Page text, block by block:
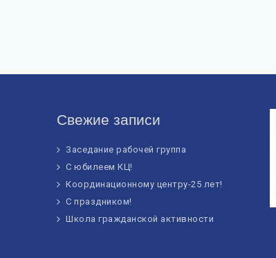
Свежие записи
Заседание рабочей группа
С юбилеем КЦ!
Координационному центру-25 лет!
С праздником!
Школа гражданской активности